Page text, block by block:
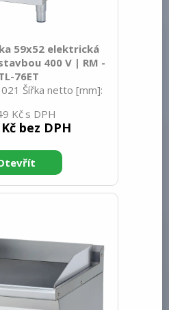
59x52 elektrická
400 V | RM -
76ET
Šířka netto [mm]:
Hmotnost netto [kg]:
[mm]: 630 Hloubka
[kg]: 78.00 Typ
zařízení
Stacionární
Materiál: Nerez
a nahřátí Typ vrchní
Kč
bez DPH